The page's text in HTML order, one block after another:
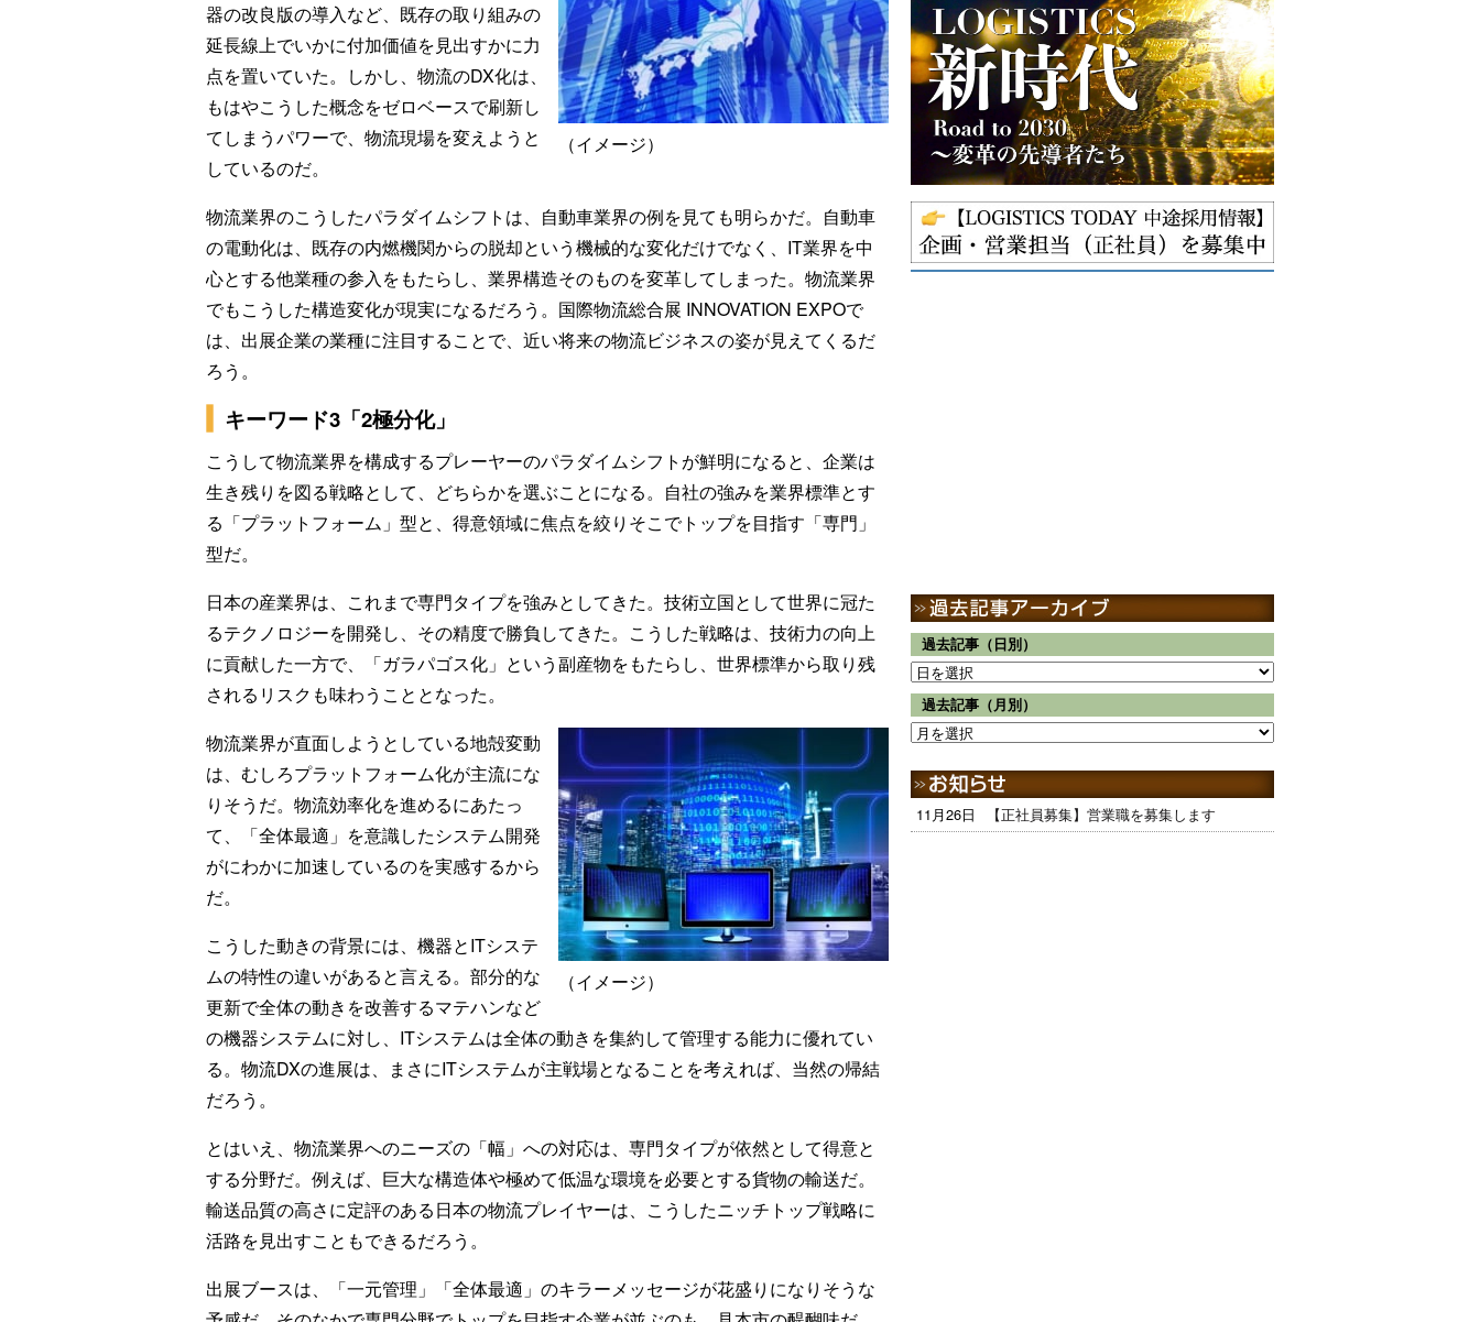
（イメージ）
器の改良版の導入など、既存の取り組みの
延長線上でいかに付加価値を見出すかに力
点を置いていた。しかし、物流のDX化は、
もはやこうした概念をゼロベースで刷新し
てしまうパワーで、物流現場を変えようと
しているのだ。
物流業界のこうしたパラダイムシフトは、自動車業界の例を見ても明らかだ。自動車
の電動化は、既存の内燃機関からの脱却という機械的な変化だけでなく、IT業界を中
心とする他業種の参入をもたらし、業界構造そのものを変革してしまった。物流業界
でもこうした構造変化が現実になるだろう。国際物流総合展 INNOVATION EXPOで
は、出展企業の業種に注目することで、近い将来の物流ビジネスの姿が見えてくるだ
ろう。
キーワード3「2極分化」
こうして物流業界を構成するプレーヤーのパラダイムシフトが鮮明になると、企業は
生き残りを図る戦略として、どちらかを選ぶことになる。自社の強みを業界標準とす
る「プラットフォーム」型と、得意領域に焦点を絞りそこでトップを目指す「専門」
型だ。
日本の産業界は、これまで専門タイプを強みとしてきた。技術立国として世界に冠た
るテクノロジーを開発し、その精度で勝負してきた。こうした戦略は、技術力の向上
に貢献した一方で、「ガラパゴス化」という副産物をもたらし、世界標準から取り残
されるリスクも味わうこととなった。
（イメージ）
物流業界が直面しようとしている地殻変動
は、むしろプラットフォーム化が主流にな
りそうだ。物流効率化を進めるにあたっ
て、「全体最適」を意識したシステム開発
がにわかに加速しているのを実感するから
だ。
こうした動きの背景には、機器とITシステ
ムの特性の違いがあると言える。部分的な
更新で全体の動きを改善するマテハンなど
の機器システムに対し、ITシステムは全体の動きを集約して管理する能力に優れてい
る。物流DXの進展は、まさにITシステムが主戦場となることを考えれば、当然の帰結
だろう。
とはいえ、物流業界へのニーズの「幅」への対応は、専門タイプが依然として得意と
する分野だ。例えば、巨大な構造体や極めて低温な環境を必要とする貨物の輸送だ。
輸送品質の高さに定評のある日本の物流プレイヤーは、こうしたニッチトップ戦略に
活路を見出すこともできるだろう。
出展ブースは、「一元管理」「全体最適」のキラーメッセージが花盛りになりそうな
過去記事（日別）
過去記事（月別）
11月26日 【正社員募集】営業職を募集します